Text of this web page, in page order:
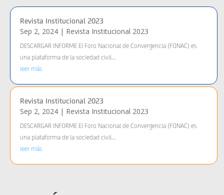
Revista Institucional 2023
Sep 2, 2024| Revista Institucional 2023
DESCARGAR INFORME El Foro Nacional de Convergencia (FONAC) es
una plataforma de la sociedad civil...
leer más
Revista Institucional 2023
Sep 2, 2024| Revista Institucional 2023
DESCARGAR INFORME El Foro Nacional de Convergencia (FONAC) es
una plataforma de la sociedad civil...
leer más